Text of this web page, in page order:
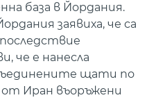
база в Йордания.
заявиха, че са
че е нанесла
щати по
Иран въоръжени